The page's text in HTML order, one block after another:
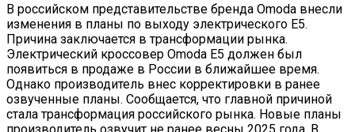
В российском представительстве бренда Omoda внесли
изменения в планы по выходу электрического E5.
Причина заключается в трансформации рынка.
Электрический кроссовер Omoda E5 должен был
появиться в продаже в России в ближайшее время.
Однако производитель внес корректировки в ранее
озвученные планы. Сообщается, что главной причиной
стала трансформация российского рынка. Новые планы
производитель озвучит не ранее весны 2025 года. В